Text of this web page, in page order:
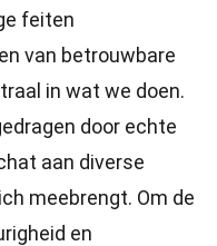
feiten
van betrouwbare
in wat we doen.
door echte
aan diverse
meebrengt. Om de
en